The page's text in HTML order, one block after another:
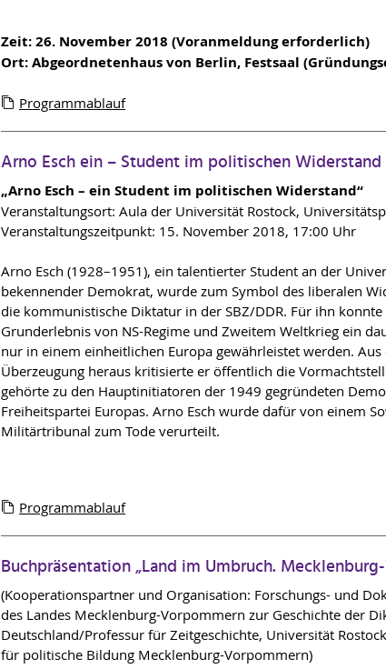
Zeit: 26. November 2018 (Voranmeldung erforderlich)
Ort:Abgeordnetenhaus von Berlin, Festsaal
Programmablauf
Arno Esch ein – Student im politischen
„Arno Esch – ein Student im politischen Widerstand“
Veranstaltungsort: Aula der Universität Rostock,
Veranstaltungszeitpunkt: 15. November 2018, 17:00 Uhr
Arno Esch (1928–1951), ein talentierter Student an der
bekennender Demokrat, wurde zum Symbol des liberalen
die kommunistische Diktatur in der SBZ/DDR. Für ihn konnte
Grunderlebnis von NS-Regime und Zweitem Weltkrieg ein
nur in einem einheitlichen Europa gewährleistet werden. Aus
Überzeugung heraus kritisierte er öffentlich die
gehörte zu den Hauptinitiatoren der 1949 gegründeten
Freiheitspartei Europas. Arno Esch wurde dafür von einem
Militärtribunal zum Tode verurteilt.
Programmablauf
Buchpräsentation „Land im Umbruch.
(Kooperationspartner und Organisation: Forschungs- und
des Landes Mecklenburg-Vorpommern zur Geschichte der
Deutschland/Professur für Zeitgeschichte, Universität
für politische Bildung Mecklenburg-Vorpommern)